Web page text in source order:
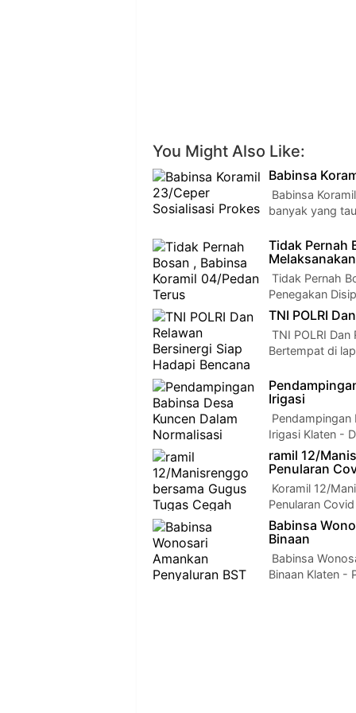
You Might Also Like:
Babinsa
Babinsa
banyak yang
Tidak Pernah
Tidak Pernah
Penegakan
TNI POLRI
TNI POLRI
Bertempat di
Irigasi
Pendampingan
Irigasi Klaten -
ramil 12/
Penularan
Koramil 12/
Penularan
Babinsa
Binaan
Babinsa
Binaan Klaten -